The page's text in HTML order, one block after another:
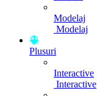
Modelaj
Modelaj
Plusuri
Interactive
Interactive